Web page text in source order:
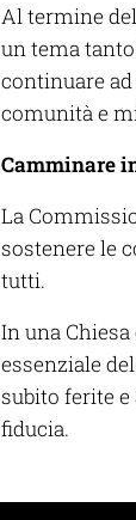
Al termine
un tema
continuare
comunità e
Camminare
La
sostenere le
tutti.
In una
essenziale
subito ferite
fiducia.